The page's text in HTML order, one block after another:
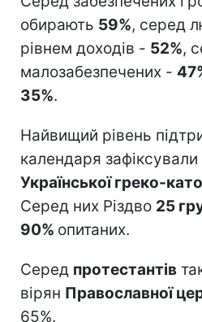
обирають 59%, серед
рівнем доходів - 52%,
малозабезпечених -
35%.
Найвищий рівень
календаря
Української греко-
Серед них Різдво 25
90% опитаних.
Серед протестантів
вірян Православної
65%.